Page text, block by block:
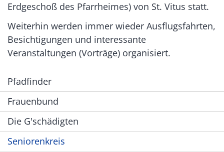
Erdgeschoß des Pfarrheimes) von St. Vitus statt.
Weiterhin werden immer wieder Ausflugsfahrten,
Besichtigungen und interessante
Veranstaltungen (Vorträge) organisiert.
Pfadfinder
Frauenbund
Die G'schädigten
Seniorenkreis